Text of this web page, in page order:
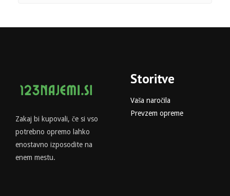
Zakaj bi kupovali, če si vso
potrebno opremo lahko
enostavno izposodite na
enem mestu.
Storitve
Vaša naročila
Prevzem opreme